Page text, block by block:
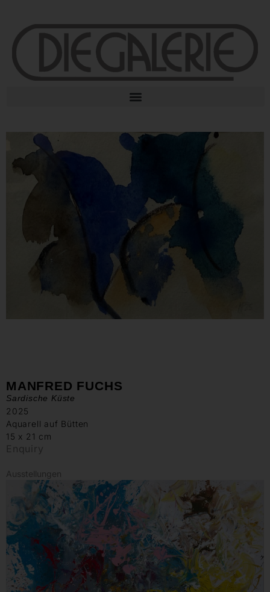
MANFRED FUCHS
Sardische Küste
2025
Aquarell auf Bütten
15 x 21 cm
Enquiry
Ausstellungen